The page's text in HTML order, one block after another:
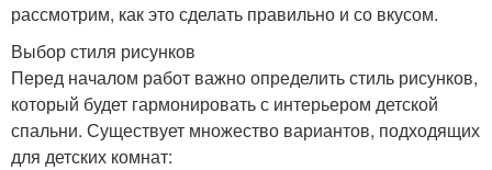
рассмотрим, как это сделать правильно и со вкусом.
Выбор стиля рисунков
Перед началом работ важно определить стиль рисунков,
который будет гармонировать с интерьером детской
спальни. Существует множество вариантов, подходящих
для детских комнат: